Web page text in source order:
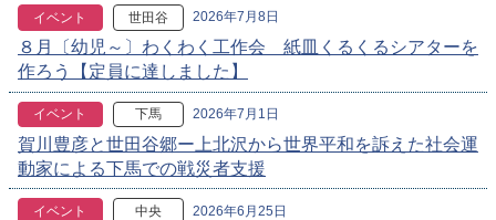
イベント 世田谷 2026年7月8日
８月〔幼児～〕わくわく工作会 紙皿くるくるシアターを
作ろう【定員に達しました】
イベント 下馬 2026年7月1日
賀川豊彦と世田谷郷ー上北沢から世界平和を訴えた社会運
動家による下馬での戦災者支援
イベント 中央 2026年6月25日